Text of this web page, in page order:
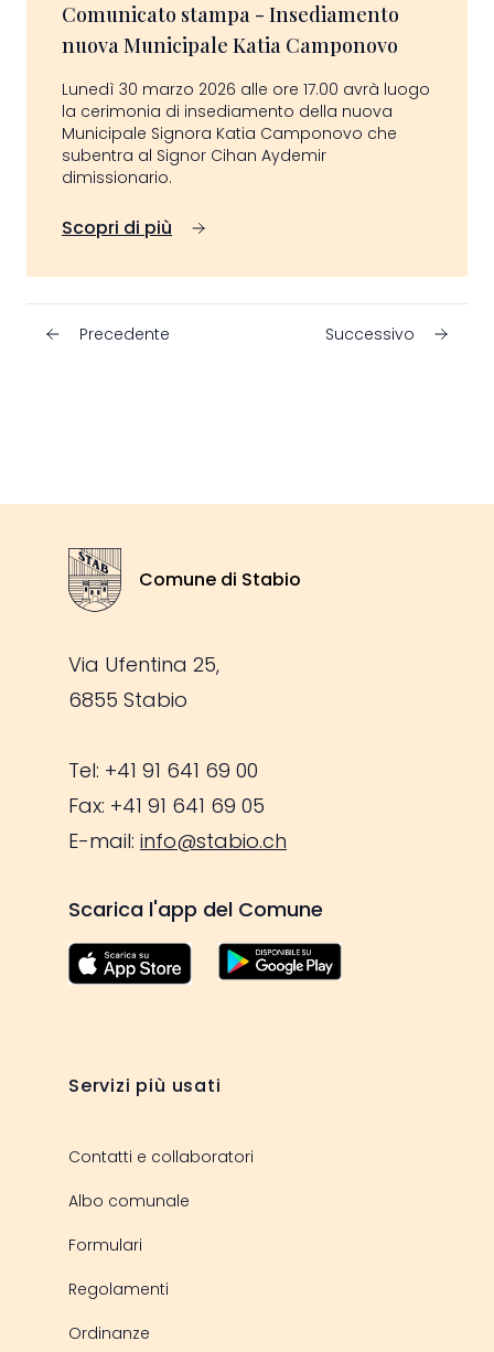
Comunicato stampa - Insediamento
nuova Municipale Katia Camponovo
Lunedì 30 marzo 2026 alle ore 17.00 avrà luogo
la cerimonia di insediamento della nuova
Municipale Signora Katia Camponovo che
subentra al Signor Cihan Aydemir
dimissionario.
Scopri di più
Precedente Successivo
Stemma Comune di Stabio
Comune di Stabio
Via Ufentina 25,
6855 Stabio
Tel: +41 91 641 69 00
Fax: +41 91 641 69 05
E-mail: info@stabio.ch
Scarica l'app del Comune
Servizi più usati
Contatti e collaboratori
Albo comunale
Formulari
Regolamenti
Ordinanze